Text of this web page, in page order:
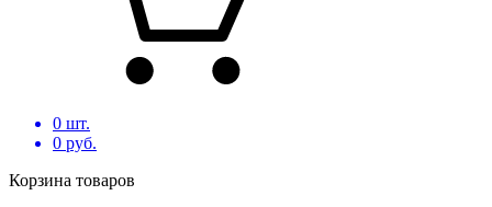
0 шт.
0 руб.
Корзина товаров